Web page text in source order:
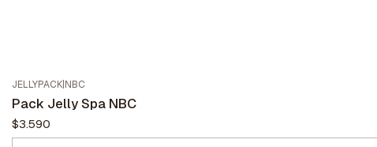
JELLYPACK NBC
Pack Jelly Spa NBC
$3.590